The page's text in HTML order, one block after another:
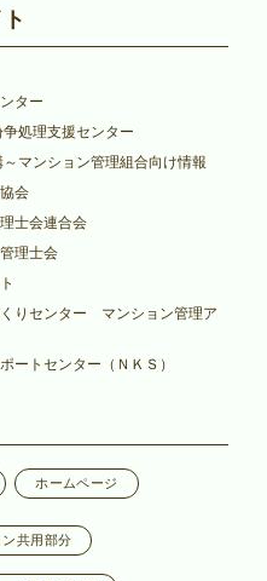
ター
処理支援センター
マンション管理組合向け情報
会
士会連合会
理士会
りセンター マンション管理ア
トセンター（ＮＫＳ）
ホームページ
共用部分